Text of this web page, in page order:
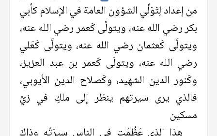
من إعداد لِتَوَلِّي الشؤون العامة في الإسلام كأبي
بكر رضي الله عنه، ويتولَّى كَعمر رضي الله عنه،
ويتولَّى كَعثمان رضي الله عنه، ويتولَّى كَعَلي
رضي الله عنه، ويتولّى كَعمر بن عبد العزيز،
وكَنور الدين الشهيد، وكَصلاح الدين الأيوبي،
فالذي يرى سيرتهم ينظر إلى ملكٍ في زيِّ
مسكين